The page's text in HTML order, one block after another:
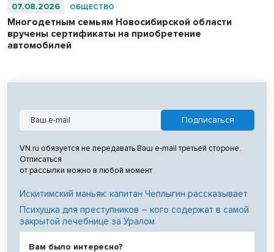
07.08.2026 ОБЩЕСТВО
Многодетным семьям Новосибирской области
вручены сертификаты на приобретение
автомобилей
VN.ru обязуется не передавать Ваш e-mail третьей стороне.
Отписаться
от рассылки можно в любой момент
Искитимский маньяк: капитан Чеплыгин рассказывает
Психушка для преступников – кого содержат в самой
закрытой лечебнице за Уралом
Вам было интересно?